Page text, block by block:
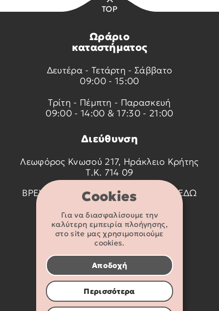
Cookies
Για να διασφαλίσουμε την
καλύτερη εμπειρία πλοήγησης,
στο site μας χρησιμοποιούμε
cookies.
Αποδοχή
Περισσότερα
TOP
Ωράριο
καταστήματος
Δευτέρα - Τετάρτη - Σάββατο
09:00 - 15:00
Τρίτη - Πέμπτη - Παρασκευή
09:00 - 14:00 & 17:30 - 21:00
Διεύθυνση
Λεωφόρος Κνωσού 217, Ηράκλειο Κρήτης
Τ.Κ. 714 09
ΒΡΕΙΤΕ ΜΑΣ ΣΤΟ ΧΑΡΤΗ ΠΑΤΩΝΤΑΣ
ΕΔΩ
Στοιχεία
επικοινωνίας
info@flexikids.gr